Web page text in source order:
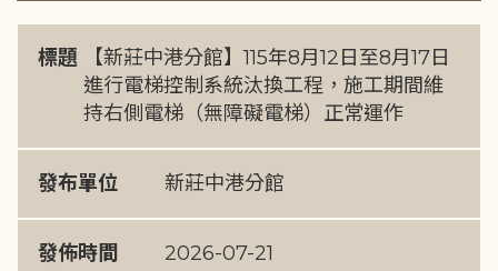
標題
【新莊中港分館】115年8月12日至8月17日
進行電梯控制系統汰換工程，施工期間維
持右側電梯（無障礙電梯）正常運作
發布單位 新莊中港分館
發佈時間 2026-07-21